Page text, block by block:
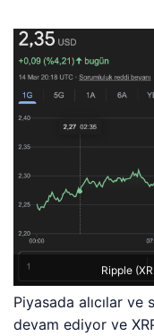
Ripple
Piyasada alıcılar ve
devam ediyor ve